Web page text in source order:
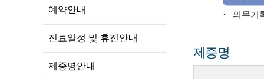
예약안내
진료일정 및 휴진안내
제증명안내
· 의무기
제증명